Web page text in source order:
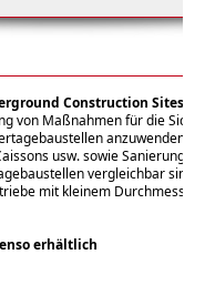
Construction Sites"
von Maßnahmen für die
anzuwenden.
usw. sowie
vergleichbar sind.
mit kleinem Durchmesser
erhältlich